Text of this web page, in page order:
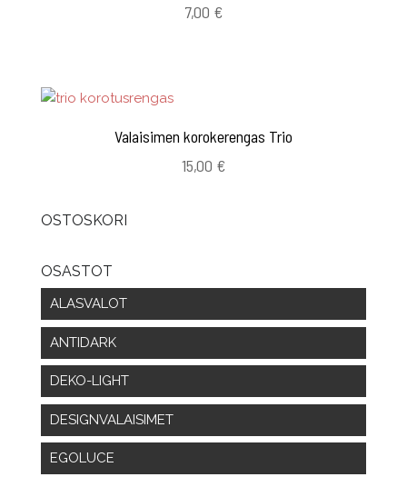
7,00 €
Valaisimen korokerengas Trio
15,00 €
OSTOSKORI
OSASTOT
ALASVALOT
ANTIDARK
DEKO-LIGHT
DESIGNVALAISIMET
EGOLUCE